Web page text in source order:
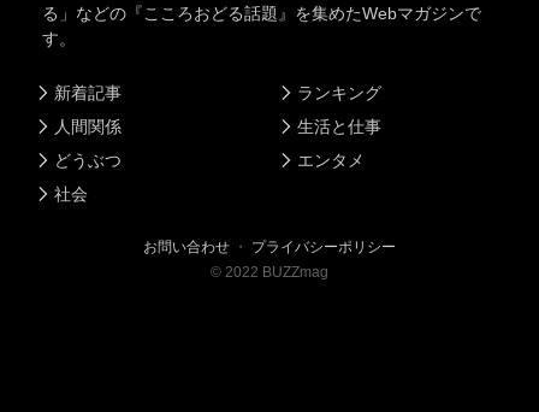
る」などの『こころおどる話題』を集めたWebマガジンで
す。
新着記事
人間関係
どうぶつ
社会
ランキング
生活と仕事
エンタメ
お問い合わせ ・ プライバシーポリシー
© 2022 BUZZmag